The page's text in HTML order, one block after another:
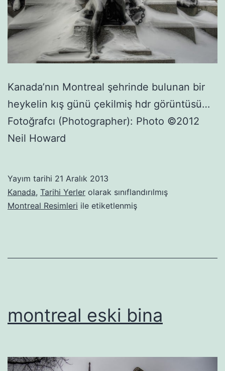
Kanada’nın Montreal şehrinde bulunan bir
heykelin kış günü çekilmiş hdr görüntüsü…
Fotoğrafcı (Photographer): Photo ©2012
Neil Howard
Yayım tarihi 21 Aralık 2013
Kanada, Tarihi Yerler olarak sınıflandırılmış
Montreal Resimleri ile etiketlenmiş
montreal eski bina